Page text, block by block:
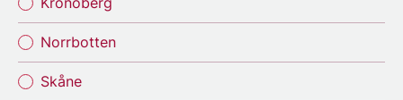
Norrbotten
Skåne